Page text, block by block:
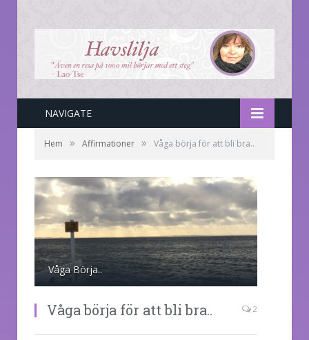
NAVIGATE
Hem » Affirmationer » Våga börja för att bli bra..
Våga Börja..
Våga börja för att bli bra.. 2